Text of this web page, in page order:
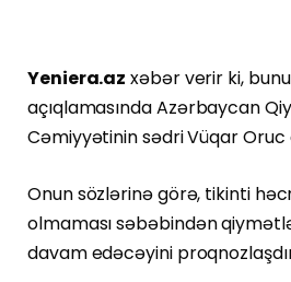
Yeniera.az xəbər verir ki,
açıqlamasında Azərbaycan
Cəmiyyətinin sədri Vüqar Oruc
Onun sözlərinə görə, tikinti
olmaması səbəbindən
davam edəcəyini